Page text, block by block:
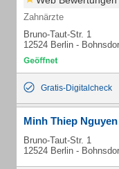
Zahnärzte
Bruno-Taut-Str. 1
12524 Berlin -
Gratis-Digitalcheck
Minh Thiep Nguyen
Bruno-Taut-Str. 1
12524 Berlin -